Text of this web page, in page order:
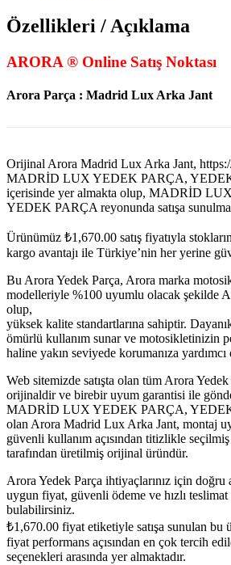
Özellikleri / Açıklama
ARORA ® Online Satış Noktası
Arora Parça : Madrid Lux Arka Jant
Orijinal Arora Madrid Lux Arka Jant,
MADRİD LUX YEDEK PARÇA,
içerisinde yer almakta olup, MADRİD
YEDEK PARÇA reyonunda satışa
Ürünümüz ₺1,670.00 satış fiyatıyla
kargo avantajı ile Türkiye’nin her yerine
Bu Arora Yedek Parça, Arora marka
modelleriyle %100 uyumlu olacak şekilde
olup,
yüksek kalite standartlarına sahiptir.
ömürlü kullanım sunar ve motosikletinizin
haline yakın seviyede korumanıza yardımcı
Web sitemizde satışta olan tüm Arora
orijinaldir ve birebir uyum garantisi ile
MADRİD LUX YEDEK PARÇA,
olan Arora Madrid Lux Arka Jant, montaj
güvenli kullanım açısından titizlikle
tarafından üretilmiş orijinal üründür.
Arora Yedek Parça ihtiyaçlarınız için doğru
uygun fiyat, güvenli ödeme ve hızlı teslimat
bulabilirsiniz.
₺1,670.00 fiyat etiketiyle satışa sunulan bu
fiyat performans açısından en çok tercih
seçenekleri arasında yer almaktadır.